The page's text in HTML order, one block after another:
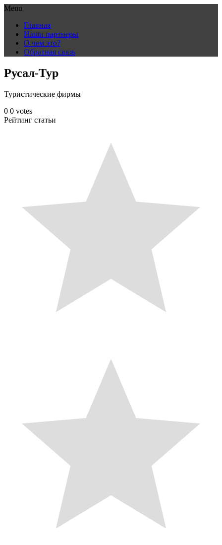
Menu
content
Главная
Наши партнеры
О чем это?
Обратная связь
Русал-Тур
Туристические фирмы
0 0 votes
Рейтинг статьи